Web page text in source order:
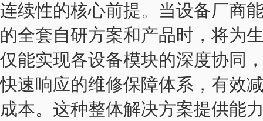
连续性的核心前提。当设备厂商
的全套自研方案和产品时，将为
仅能实现各设备模块的深度协同
快速响应的维修保障体系，有效
成本。这种整体解决方案提供能